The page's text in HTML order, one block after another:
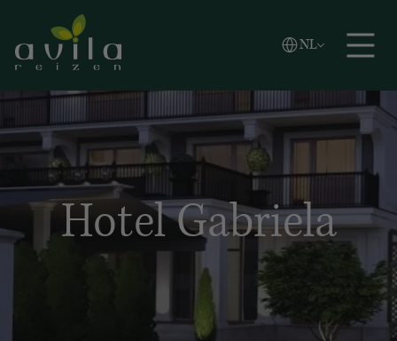
Zoeken
NL
Vlaams
English
Hotel Gabriela